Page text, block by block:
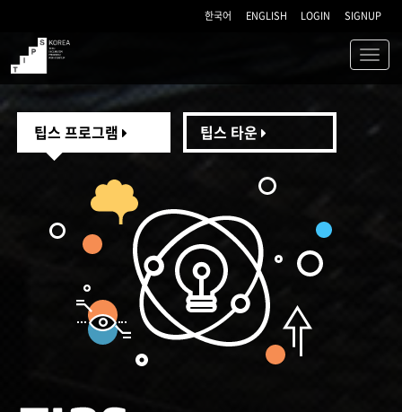
한국어 ENGLISH LOGIN SIGNUP
TIPS
팁스 프로그램 팁스 타운